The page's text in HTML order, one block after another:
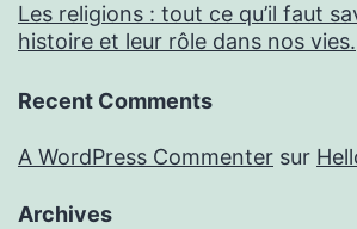
Les religions : tout ce qu’il faut
histoire et leur rôle dans nos vies.
Recent Comments
A WordPress Commenter sur
Archives